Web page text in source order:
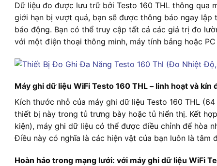
Dữ liệu đo được lưu trữ bởi Testo 160 THL thông qua
giới hạn bị vượt quá, bạn sẽ được thông báo ngay lập
báo động. Bạn có thể truy cập tất cả các giá trị đo
với một điện thoại thông minh, máy tính bảng hoặc
Máy ghi dữ liệu WiFi Testo 160 THL – linh hoạt và kín
Kích thước nhỏ của máy ghi dữ liệu Testo 160 THL
thiết bị này trong tủ trưng bày hoặc tủ hiển thị. Kết
kiện), máy ghi dữ liệu có thể được điều chỉnh để hòa
Điều này có nghĩa là các hiện vật của bạn luôn là tâm
Hoàn hảo trong mạng lưới: với máy ghi dữ liệu WiFi